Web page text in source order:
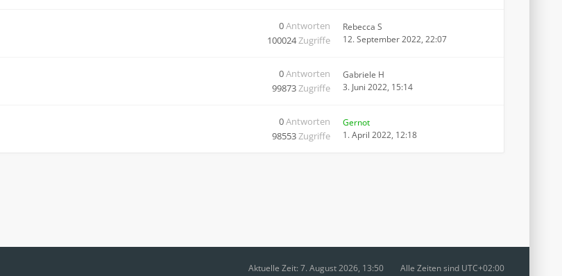
0Antworten
100024Zugriffe
Rebecca S
12. September 2022, 22:07
0Antworten
99873Zugriffe
Gabriele H
3. Juni 2022, 15:14
0Antworten
98553Zugriffe
Gernot
1. April 2022, 12:18
Alle Zeiten sind UTC+02:00
Aktuelle Zeit: 7. August 2026, 13:50